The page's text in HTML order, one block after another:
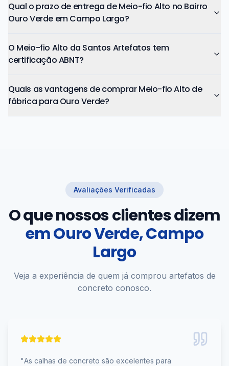
Qual o prazo de entrega de Meio-fio Alto no Bairro
Ouro Verde em Campo Largo?
O Meio-fio Alto da Santos Artefatos tem
certificação ABNT?
Quais as vantagens de comprar Meio-fio Alto de
fábrica para Ouro Verde?
Avaliações Verificadas
O que nossos clientes dizem
emOuro Verde, Campo
Largo
Veja a experiência de quem já comprou artefatos de
concreto conosco.
"As calhas de concreto são excelentes para